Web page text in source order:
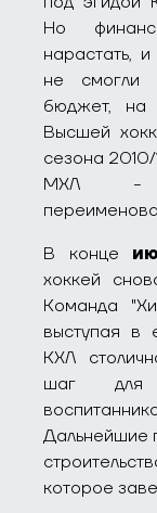
Но
нарастать, и
не смогли
бюджет, на
Высшей
сезона 2010/
МХЛ -
В конце
хоккей
Команда
выступая в
КХЛ
шаг для
Дальнейшие
которое